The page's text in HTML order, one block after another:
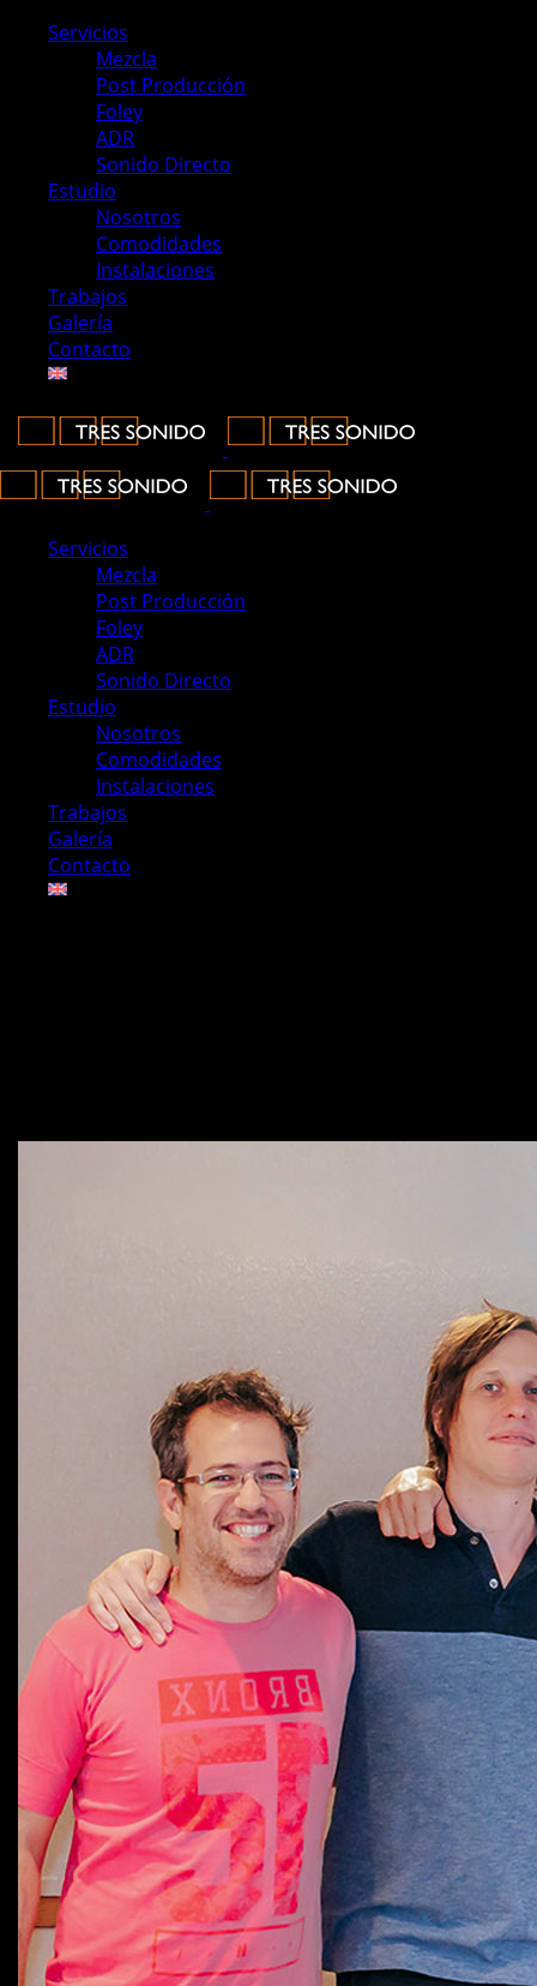
Servicios
Mezcla
Post Producción
Foley
ADR
Sonido Directo
Estudio
Nosotros
Comodidades
Instalaciones
Trabajos
Galería
Contacto
Servicios
Mezcla
Post Producción
Foley
ADR
Sonido Directo
Estudio
Nosotros
Comodidades
Instalaciones
Trabajos
Galería
Contacto